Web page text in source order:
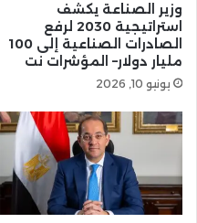
وزير الصناعة يكشف
استراتيجية 2030 لرفع
الصادرات الصناعية إلى 100
مليار دولار– المؤشرات نت
يونيو 10, 2026